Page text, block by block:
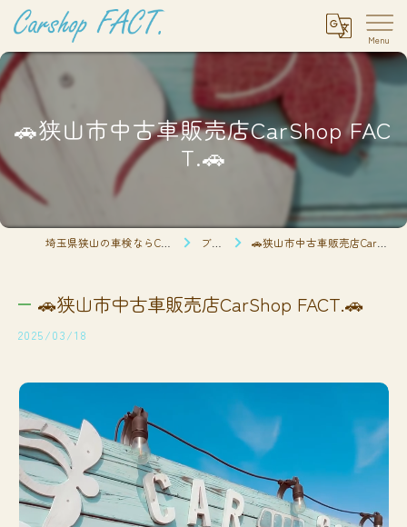
🚗狭山市中古車販売店CarShop FAC
T.🚗
ブログ 🚗狭山市中古車販売店CarShop FACT.🚗
🚗狭山市中古車販売店CarShop FACT.🚗
2025/03/18